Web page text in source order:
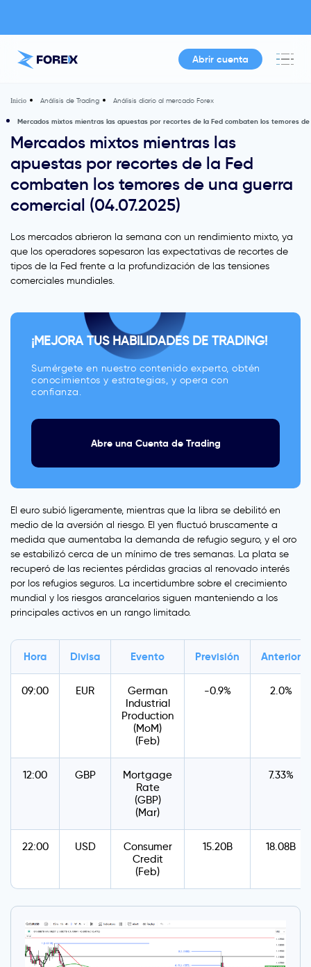
Abrir cuenta
Inicio Análisis de Trading Análisis diario al mercado Forex
Mercados mixtos mientras las apuestas por recortes de la Fed combaten los temores de
Mercados mixtos mientras las
apuestas por recortes de la Fed
combaten los temores de una guerra
comercial (04.07.2025)
Los mercados abrieron la semana con un rendimiento mixto, ya
que los operadores sopesaron las expectativas de recortes de
tipos de la Fed frente a la profundización de las tensiones
comerciales mundiales.
¡MEJORA TUS HABILIDADES DE TRADING!
Sumérgete en nuestro contenido experto, obtén
conocimientos y estrategias, y opera con
confianza.
Abre una Cuenta de Trading
El euro subió ligeramente, mientras que la libra se debilitó en
medio de la aversión al riesgo. El yen fluctuó bruscamente a
medida que aumentaba la demanda de refugio seguro, y el oro
se estabilizó cerca de un mínimo de tres semanas. La plata se
recuperó de las recientes pérdidas gracias al renovado interés
por los refugios seguros. La incertidumbre sobre el crecimiento
mundial y los riesgos arancelarios siguen manteniendo a los
principales activos en un rango limitado.
Hora Divisa Evento Previsión Anterior
09:00 EUR
German
Industrial
Production
(MoM)
(Feb)
-0.9% 2.0%
12:00 GBP
Mortgage
Rate
(GBP)
(Mar)
7.33%
22:00 USD
Consumer
Credit
(Feb)
15.20B 18.08B